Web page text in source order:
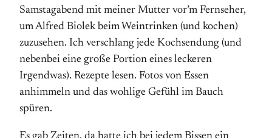
Samstagabend mit meiner Mutter vor’m Fernseher,
um Alfred Biolek beim Weintrinken (und kochen)
zuzusehen. Ich verschlang jede Kochsendung (und
nebenbei eine große Portion eines leckeren
Irgendwas). Rezepte lesen. Fotos von Essen
anhimmeln und das wohlige Gefühl im Bauch
spüren.